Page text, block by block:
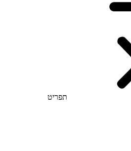
תפריט